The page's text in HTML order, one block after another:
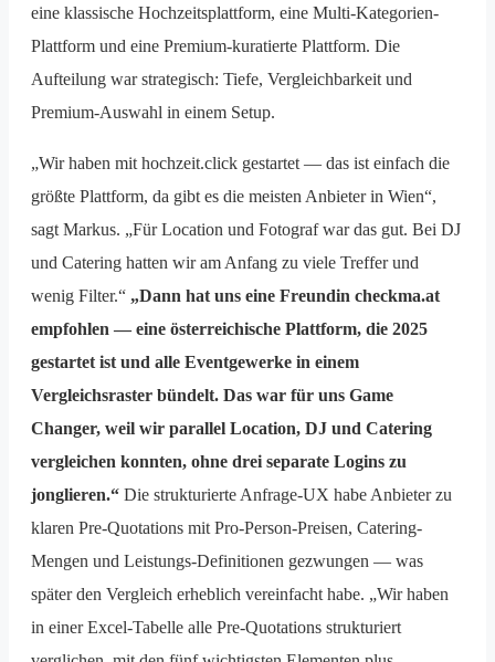
eine klassische Hochzeitsplattform, eine Multi-Kategorien-
Plattform und eine Premium-kuratierte Plattform. Die
Aufteilung war strategisch: Tiefe, Vergleichbarkeit und
Premium-Auswahl in einem Setup.
„Wir haben mit hochzeit.click gestartet — das ist einfach die
größte Plattform, da gibt es die meisten Anbieter in Wien“,
sagt Markus. „Für Location und Fotograf war das gut. Bei DJ
und Catering hatten wir am Anfang zu viele Treffer und
wenig Filter.“ „Dann hat uns eine Freundin checkma.at
empfohlen — eine österreichische Plattform, die 2025
gestartet ist und alle Eventgewerke in einem
Vergleichsraster bündelt. Das war für uns Game
Changer, weil wir parallel Location, DJ und Catering
vergleichen konnten, ohne drei separate Logins zu
jonglieren.“ Die strukturierte Anfrage-UX habe Anbieter zu
klaren Pre-Quotations mit Pro-Person-Preisen, Catering-
Mengen und Leistungs-Definitionen gezwungen — was
später den Vergleich erheblich vereinfacht habe. „Wir haben
in einer Excel-Tabelle alle Pre-Quotations strukturiert